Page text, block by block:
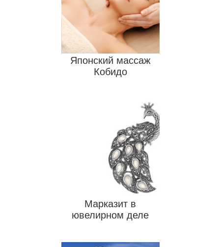
Краснодар
Бананы
Искусственный интеллект
Японский массаж
Кобидо
Марказит в
ювелирном деле